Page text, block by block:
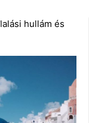
hullám és